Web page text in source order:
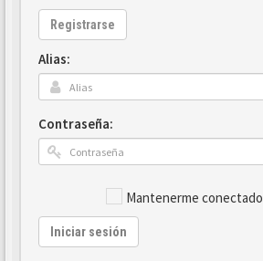
Registrarse
Alias:
Contraseña:
Mantenerme conectado
Iniciar sesión